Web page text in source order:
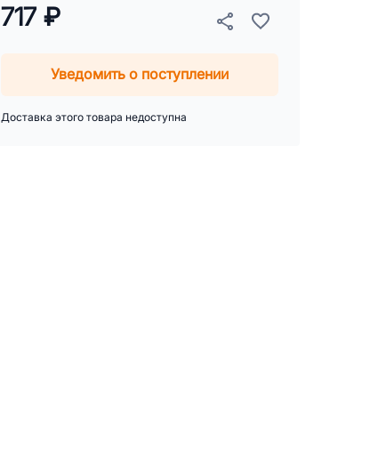
717 ₽
Уведомить о поступлении
Доставка этого товара недоступна